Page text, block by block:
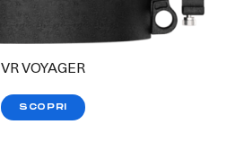
VR VOYAGER
SCOPRI